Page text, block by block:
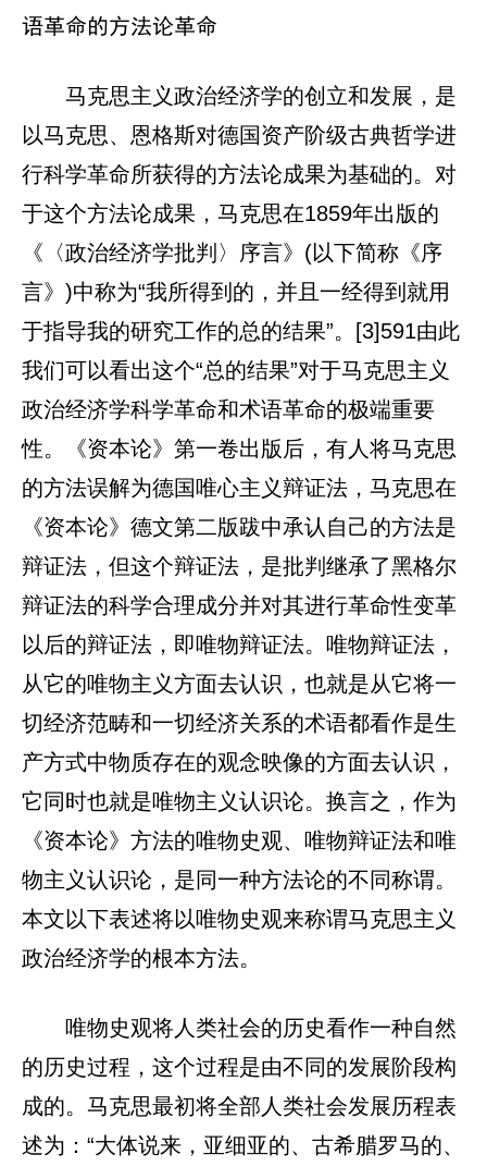
语革命的方法论革命
马克思主义政治经济学的创立和发展，是
以马克思、恩格斯对德国资产阶级古典哲学进
行科学革命所获得的方法论成果为基础的。对
于这个方法论成果，马克思在1859年出版的
《〈政治经济学批判〉序言》(以下简称《序
言》)中称为“我所得到的，并且一经得到就用
于指导我的研究工作的总的结果”。[3]591由此
我们可以看出这个“总的结果”对于马克思主义
政治经济学科学革命和术语革命的极端重要
性。《资本论》第一卷出版后，有人将马克思
的方法误解为德国唯心主义辩证法，马克思在
《资本论》德文第二版跋中承认自己的方法是
辩证法，但这个辩证法，是批判继承了黑格尔
辩证法的科学合理成分并对其进行革命性变革
以后的辩证法，即唯物辩证法。唯物辩证法，
从它的唯物主义方面去认识，也就是从它将一
切经济范畴和一切经济关系的术语都看作是生
产方式中物质存在的观念映像的方面去认识，
它同时也就是唯物主义认识论。换言之，作为
《资本论》方法的唯物史观、唯物辩证法和唯
物主义认识论，是同一种方法论的不同称谓。
本文以下表述将以唯物史观来称谓马克思主义
政治经济学的根本方法。
唯物史观将人类社会的历史看作一种自然
的历史过程，这个过程是由不同的发展阶段构
成的。马克思最初将全部人类社会发展历程表
述为：“大体说来，亚细亚的、古希腊罗马的、